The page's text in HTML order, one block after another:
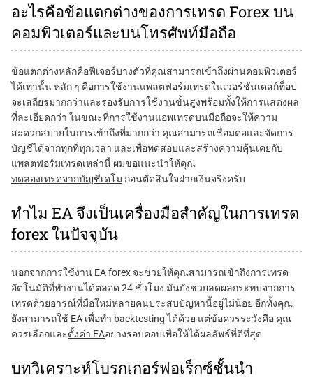
อะไรคือข้อแตกต่างของการเทรด Forex บน
คอมพิวเตอร์และบนโทรศัพท์มือถือ
ข้อแตกต่างหลักคือฟีเจอร์บางตัวที่คุณสามารถเข้าถึงผ่านคอมพิวเตอร์
ได้เท่านั้น หลัก ๆ คือการใช้งานแพลตฟอร์มเทรดในเวอร์ชันเดสก์ท็อป
จะเสถียรมากกว่าและรองรับการใช้งานขั้นสูงพร้อมทั้งให้การแสดงผล
ที่ละเอียดกว่า ในขณะที่การใช้งานแอพเทรดบนมือถือจะให้ความ
สะดวกสบายในการเข้าถึงที่มากกว่า คุณสามารถเชื่อมต่อและจัดการ
บัญชีได้จากทุกที่ทุกเวลา และเพื่อทดสอบและสร้างความคุ้นเคยกับ
แพลตฟอร์มเทรดเหล่านี้ ผมขอแนะนำให้คุณ
ทดลองเทรดจากบัญชีเดโม ก่อนตัดสินใจฝากเงินจริงครับ
ทำไม EA จึงเป็นเครื่องมือสำคัญในการเทรด
forex ในปัจจุบัน
นอกจากการใช้งาน EA forex จะช่วยให้คุณสามารถเข้าถึงการเทรด
อัตโนมัติที่ทำงานได้ตลอด 24 ชั่วโมง มันยังช่วยลดผลกระทบจากการ
เทรดด้วยอารณ์ที่มือใหม่หลายคนประสบปัญหานี้อยู่ไม่น้อย อีกทั้งคุณ
ยังสามารถใช้ EA เพื่อทำ backtesting ได้ด้วย แต่ข้อควรระวังคือ คุณ
ควรเลือกและตั้งค่า EAอย่างรอบคอบเพื่อให้ได้ผลลัพธ์ที่ดีที่สุด
บทวิเคราะห์โบรกเกอร์ฟอเร็กซ์ชั้นนำ